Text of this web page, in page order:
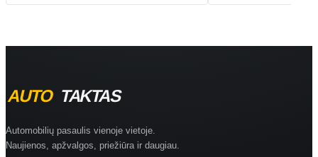
Automobilių pasaulis vienoje vietoje.
Naujienos, apžvalgos, priežiūra ir daugiau.